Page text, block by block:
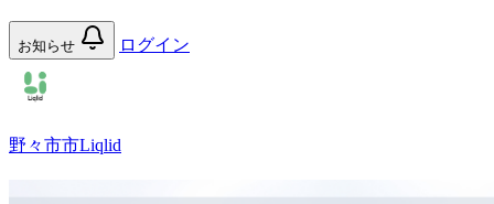
お知らせ ログイン
野々市市Liqlid